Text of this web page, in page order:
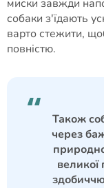
миски завжди
собаки з'їдають
варто стежити,
повністю.
Також
через